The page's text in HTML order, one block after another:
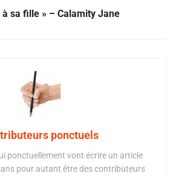
sa fille » – Calamity Jane
ponctuels
ponctuellement vont écrire un article
pour autant être des contributeurs